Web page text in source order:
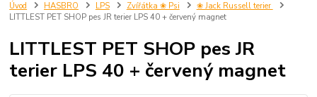
Úvod HASBRO LPS Zvířátka ❀ Psi
❀ Jack Russell terier
LITTLEST PET SHOP pes JR terier LPS 40 + červený magnet
LITTLEST PET SHOP pes JR
terier LPS 40 + červený magnet